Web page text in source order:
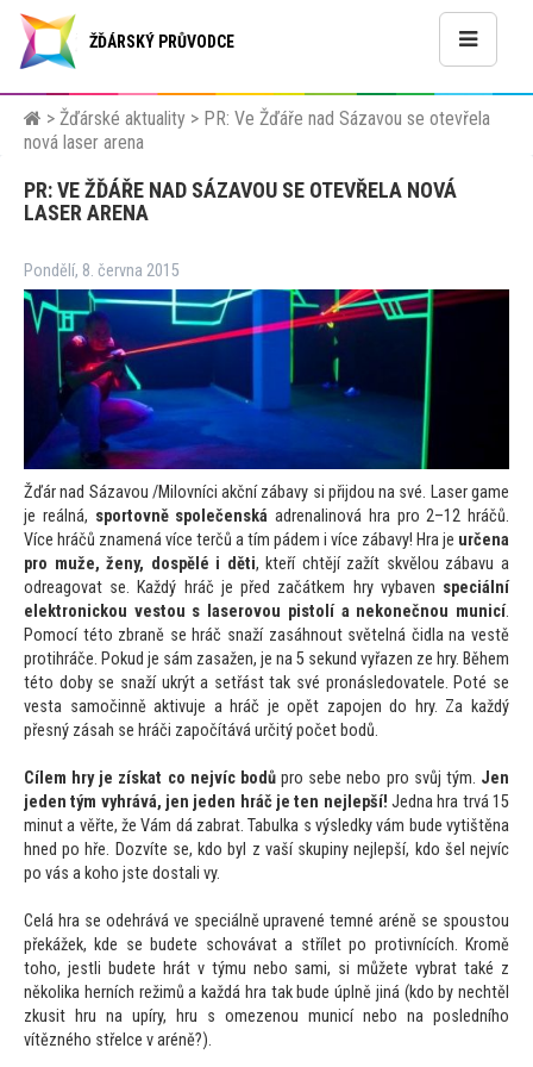
ŽĎÁRSKÝ PRŮVODCE
> Žďárské aktuality > PR: Ve Žďáře nad Sázavou se otevřela
nová laser arena
PR: VE ŽĎÁŘE NAD SÁZAVOU SE OTEVŘELA NOVÁ
LASER ARENA
Pondělí, 8. června 2015
Žďár nad Sázavou /Milovníci akční zábavy si přijdou na své. Laser game
je reálná, sportovně společenská adrenalinová hra pro 2–12 hráčů.
Více hráčů znamená více terčů a tím pádem i více zábavy! Hra je určena
pro muže, ženy, dospělé i děti, kteří chtějí zažít skvělou zábavu a
odreagovat se. Každý hráč je před začátkem hry vybaven speciální
elektronickou vestou s laserovou pistolí a nekonečnou municí.
Pomocí této zbraně se hráč snaží zasáhnout světelná čidla na vestě
protihráče. Pokud je sám zasažen, je na 5 sekund vyřazen ze hry. Během
této doby se snaží ukrýt a setřást tak své pronásledovatele. Poté se
vesta samočinně aktivuje a hráč je opět zapojen do hry. Za každý
přesný zásah se hráči započítává určitý počet bodů.
Cílem hry je získat co nejvíc bodůpro sebe nebo pro svůj tým. Jen
jeden tým vyhrává, jen jeden hráč je ten nejlepší! Jedna hra trvá 15
minut a věřte, že Vám dá zabrat. Tabulka s výsledky vám bude vytištěna
hned po hře. Dozvíte se, kdo byl z vaší skupiny nejlepší, kdo šel nejvíc
po vás a koho jste dostali vy.
Celá hra se odehrává ve speciálně upravené temné aréně se spoustou
překážek, kde se budete schovávat a střílet po protivnících. Kromě
toho, jestli budete hrát v týmu nebo sami, si můžete vybrat také z
několika herních režimů a každá hra tak bude úplně jiná (kdo by nechtěl
zkusit hru na upíry, hru s omezenou municí nebo na posledního
vítězného střelce v aréně?).